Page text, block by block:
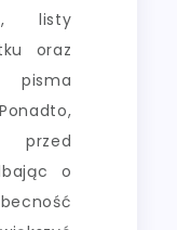
listy
oraz
przed
o